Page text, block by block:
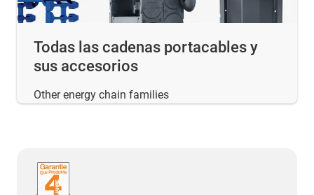
Todas las cadenas portacables y
sus accesorios
Other energy chain families